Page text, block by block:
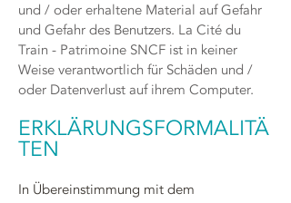
und / oder erhaltene Material auf Gefahr
und Gefahr des Benutzers. La Cité du
Train - Patrimoine SNCF ist in keiner
Weise verantwortlich für Schäden und /
oder Datenverlust auf ihrem Computer.
ERKLÄRUNGSFORMALITÄ
TEN
In Übereinstimmung mit dem